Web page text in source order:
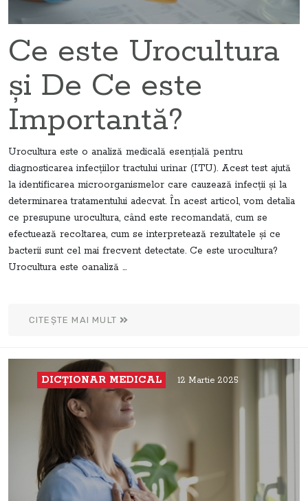
Ce este Urocultura
și De Ce este
Importantă?
Urocultura este o analiză medicală esențială pentru
diagnosticarea infecțiilor tractului urinar (ITU). Acest test ajută
la identificarea microorganismelor care cauzează infecții și la
determinarea tratamentului adecvat. În acest articol, vom detalia
ce presupune urocultura, când este recomandată, cum se
efectuează recoltarea, cum se interpretează rezultatele și ce
bacterii sunt cel mai frecvent detectate. Ce este urocultura?
Urocultura este oanaliză ...
CITEȘTE MAI MULT
DICŢIONAR MEDICAL 12 Martie 2025